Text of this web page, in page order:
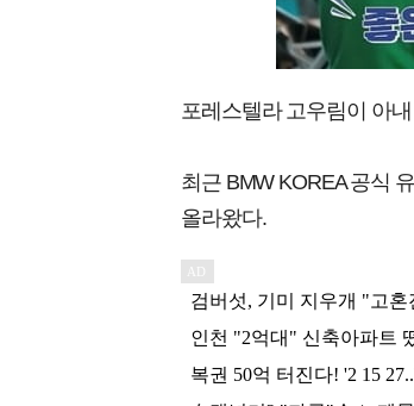
포레스텔라 고우림이 아
최근 BMW KOREA 공식
올라왔다.